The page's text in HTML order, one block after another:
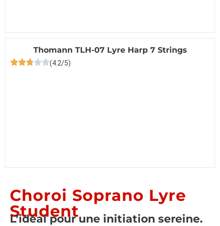
Thomann TLH-07 Lyre Harp 7 Strings
(4.2/5)
Choroi Soprano Lyre
Student
L’idéal pour une initiation sereine.